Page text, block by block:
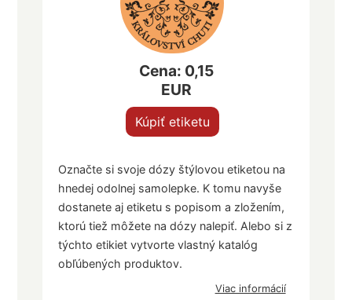
Cena: 0,15
EUR
Kúpiť etiketu
Označte si svoje dózy štýlovou etiketou na
hnedej odolnej samolepke. K tomu navyše
dostanete aj etiketu s popisom a zložením,
ktorú tiež môžete na dózy nalepiť. Alebo si z
týchto etikiet vytvorte vlastný katalóg
obľúbených produktov.
Viac informácií